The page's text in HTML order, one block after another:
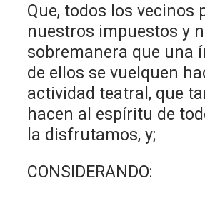
Que, todos los vecinos
nuestros impuestos y
sobremanera que una
de ellos se vuelquen
actividad teatral, que
hacen al espíritu de
la disfrutamos, y;
CONSIDERANDO: